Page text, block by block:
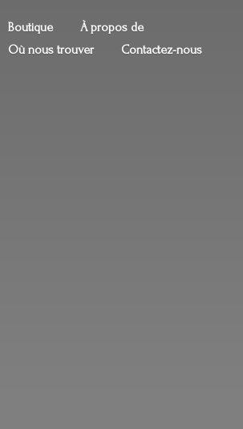
Boutique
À propos de
Où nous trouver
Contactez-nous